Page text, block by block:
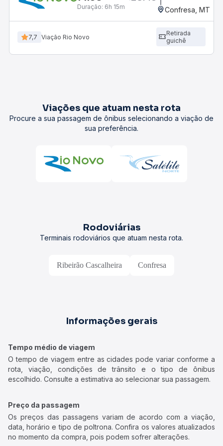
Duração: 6h 15m Confresa, MT
7,7 Viação Rio Novo
Retirada
guichê
Viações que atuam nesta rota
Procure a sua passagem de ônibus selecionando a viação de
sua preferência.
Rodoviárias
Terminais rodoviários que atuam nesta rota.
Ribeirão Cascalheira Confresa
Informações gerais
Tempo médio de viagem
O tempo de viagem entre as cidades pode variar conforme a
rota, viação, condições de trânsito e o tipo de ônibus
escolhido. Consulte a estimativa ao selecionar sua passagem.
Preço da passagem
Os preços das passagens variam de acordo com a viação,
data, horário e tipo de poltrona. Confira os valores atualizados
no momento da compra, pois podem sofrer alterações.